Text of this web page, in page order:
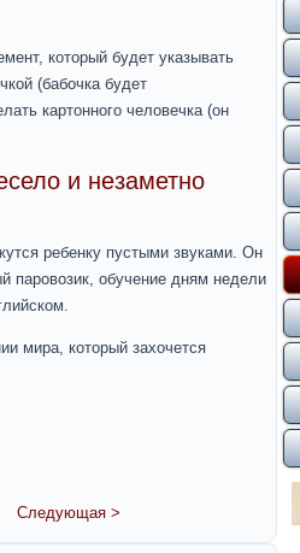
который будет указывать
(бабочка будет
картонного человечка (он
и незаметно
ребенку пустыми звуками. Он
паровозик, обучение дням недели
мира, который захочется
Следующая >